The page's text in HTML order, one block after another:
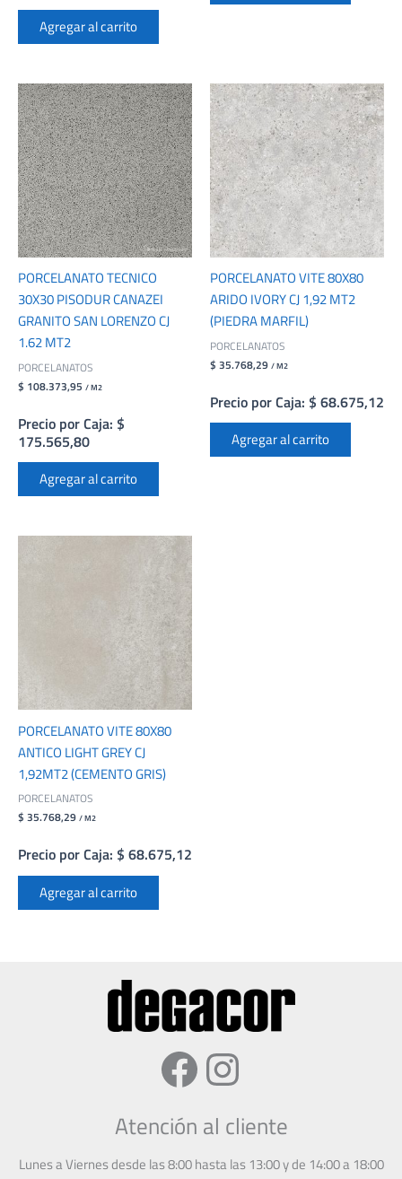
Agregar al carrito
PORCELANATO TECNICO
30X30 PISODUR CANAZEI
GRANITO SAN LORENZO CJ
1.62 MT2
PORCELANATOS
$ 108.373,95 / M2
Precio por Caja: $
175.565,80
Agregar al carrito
PORCELANATO VITE 80X80
ARIDO IVORY CJ 1,92 MT2
(PIEDRA MARFIL)
PORCELANATOS
$ 35.768,29 / M2
Precio por Caja: $ 68.675,12
Agregar al carrito
PORCELANATO VITE 80X80
ANTICO LIGHT GREY CJ
1,92MT2 (CEMENTO GRIS)
PORCELANATOS
$ 35.768,29 / M2
Precio por Caja: $ 68.675,12
Agregar al carrito
Facebook
Instagram
Atención al cliente
Lunes a Viernes desde las 8:00 hasta las 13:00 y de 14:00 a 18:00